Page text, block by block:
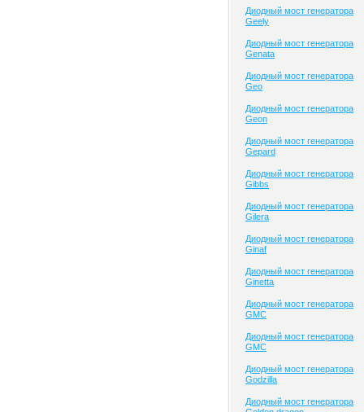
Диодный мост генератора
Geely
Диодный мост генератора
Genata
Диодный мост генератора
Geo
Диодный мост генератора
Geon
Диодный мост генератора
Gepard
Диодный мост генератора
Gibbs
Диодный мост генератора
Gilera
Диодный мост генератора
Ginaf
Диодный мост генератора
Ginetta
Диодный мост генератора
GMC
Диодный мост генератора
GMC
Диодный мост генератора
Godzilla
Диодный мост генератора